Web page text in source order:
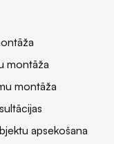
montāža
montāža
apsekošana